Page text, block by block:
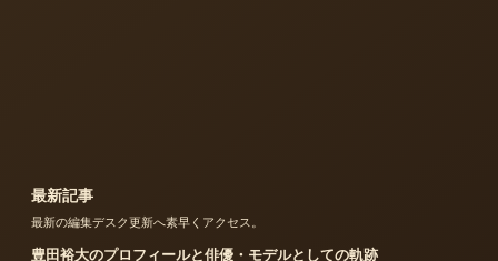
最新記事
最新の編集デスク更新へ素早くアクセス。
豊田裕大のプロフィールと俳優・モデルとしての軌跡